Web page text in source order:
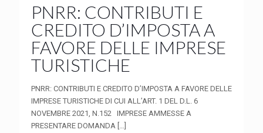
PNRR: CONTRIBUTI E
CREDITO D’IMPOSTA A
FAVORE DELLE IMPRESE
TURISTICHE
PNRR: CONTRIBUTI E CREDITO D’IMPOSTA A FAVORE DELLE
IMPRESE TURISTICHE DI CUI ALL’ART. 1 DEL D.L. 6
NOVEMBRE 2021, N.152 IMPRESE AMMESSE A
PRESENTARE DOMANDA